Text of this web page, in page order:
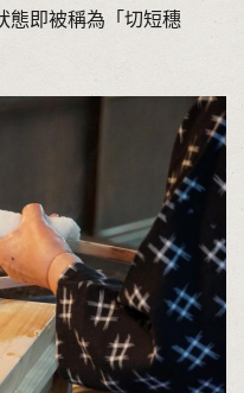
態即被稱為「切短穗